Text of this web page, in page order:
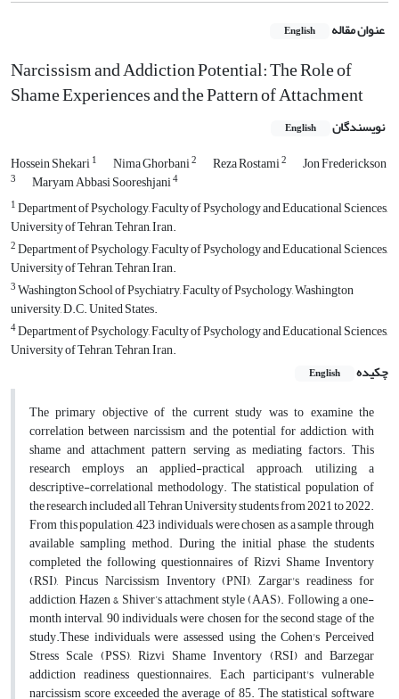
عنوان مقاله English
Narcissism and Addiction Potential: The Role of
Shame Experiences and the Pattern of Attachment
نویسندگان English
Hossein Shekari1 Nima Ghorbani2 Reza Rostami2 Jon Frederickson
3 Maryam Abbasi Sooreshjani4
1Department of Psychology, Faculty of Psychology and Educational Sciences,
University of Tehran, Tehran, Iran.
2Department of Psychology, Faculty of Psychology and Educational Sciences,
University of Tehran, Tehran, Iran.
3Washington School of Psychiatry, Faculty of Psychology, Washington
university, D.C. United States.
4Department of Psychology, Faculty of Psychology and Educational Sciences,
University of Tehran, Tehran, Iran.
چکیده
English
The primary objective of the current study was to examine the
correlation between narcissism and the potential for addiction, with
shame and attachment pattern serving as mediating factors. This
research employs an applied-practical approach, utilizing a
descriptive-correlational methodology. The statistical population of
the research included all Tehran University students from 2021 to 2022.
From this population, 423 individuals were chosen as a sample through
available sampling method. During the initial phase, the students
completed the following questionnaires of Rizvi Shame Inventory
(RSI), Pincus Narcissism Inventory (PNI), Zargar's readiness for
addiction, Hazen & Shiver’s attachment style (AAS). Following a one-
month interval, 90 individuals were chosen for the second stage of the
study.These individuals were assessed using the Cohen's Perceived
Stress Scale (PSS), Rizvi Shame Inventory (RSI) and Barzegar
addiction readiness questionnaires. Each participant's vulnerable
narcissism score exceeded the average of 85. The statistical software